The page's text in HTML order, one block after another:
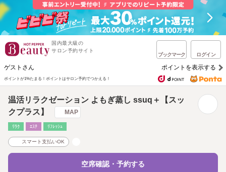
国内最大級の
サロン予約サイト
ブックマーク ログイン
ゲストさん ポイントを表示する
ポイントが1%たまる！ ポイントはサロン予約でつかえる！
温活リラクゼーション よもぎ蒸し ssuq＋【スッ
クプラス】
MAP
ﾘﾗｸ ｴｽﾃ ﾘﾌﾚｯｼｭ
スマート支払いOK
空席確認・予約する